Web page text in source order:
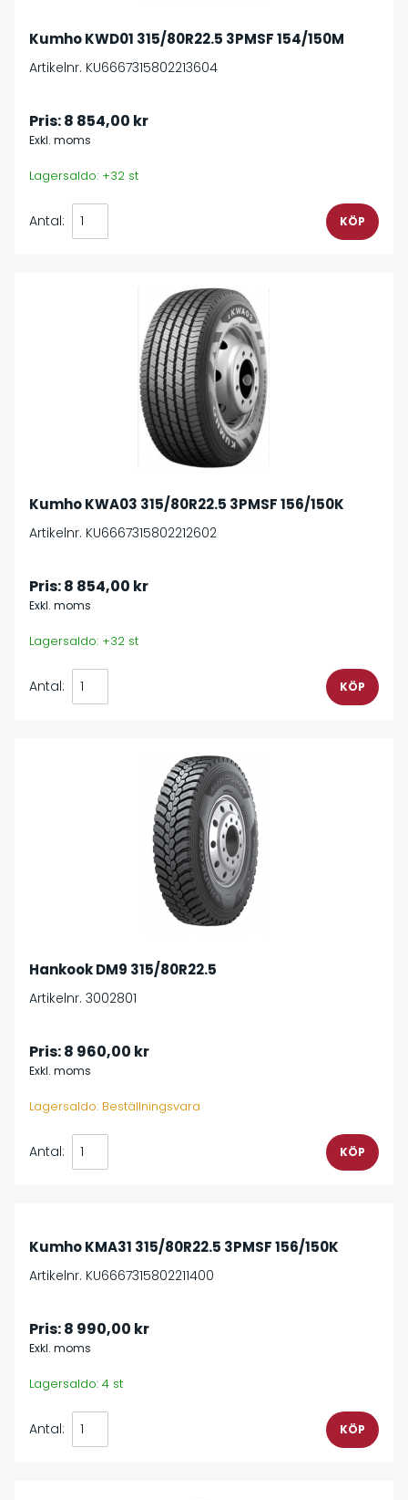
Kumho KWD01 315/80R22.5 3PMSF 154/150M
Artikelnr. KU6667315802213604
Pris:8 854,00 kr
Exkl. moms
Lagersaldo: +32 st
Antal:
Kumho KWA03 315/80R22.5 3PMSF 156/150K
Artikelnr. KU6667315802212602
Pris:8 854,00 kr
Exkl. moms
Lagersaldo: +32 st
Antal:
Hankook DM9 315/80R22.5
Artikelnr. 3002801
Pris:8 960,00 kr
Exkl. moms
Lagersaldo: Beställningsvara
Antal:
Kumho KMA31 315/80R22.5 3PMSF 156/150K
Artikelnr. KU6667315802211400
Pris:8 990,00 kr
Exkl. moms
Lagersaldo: 4 st
Antal: